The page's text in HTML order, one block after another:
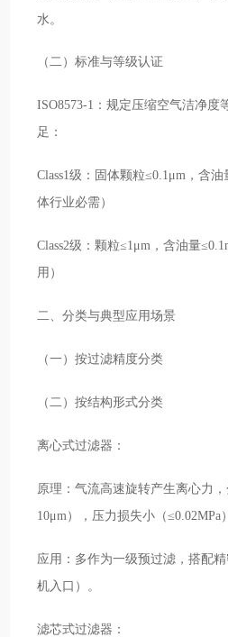
水。
（二）标准与等级认证
ISO8573-1：规定压缩空气洁净度
足：
Class1级：固体颗粒≤0.1μm，含油
体行业必需）
Class2级：颗粒≤1μm，含油量
用）
二、分类与典型应用场景
（一）按过滤精度分类
（二）按结构形式分类
离心式过滤器：
原理：气流高速旋转产生离心力
10μm），压力损失小（≤0.02MPa
应用：多作为一级预过滤，搭配
机入口）。
滤芯式过滤器：